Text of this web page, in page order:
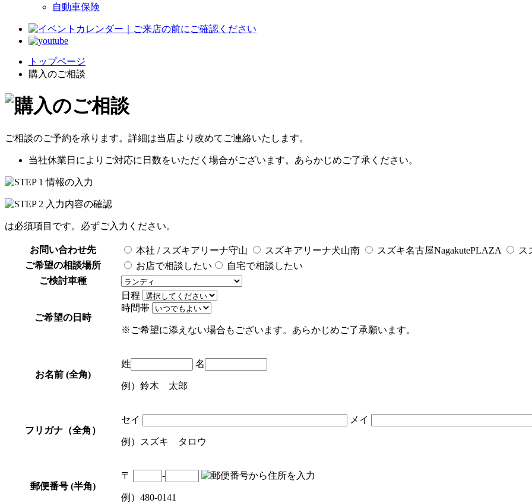
自動車保険
トップページ
購入のご相談
ご相談のご予約を承ります。詳細は当店より改めてご連絡いたします。
当社休業日によりご対応に日数をいただく場合がございます。あらかじめご了承ください。
は必須項目です。必ずご入力ください。
お問い合わせ先 本社 / スズキアリーナ守山 スズキアリーナ犬山南 スズキ名古屋NagakutePLAZA
ス
ご希望の相談場所
お店で相談したい
自宅で相談したい
ご検討車種
ご希望の日時
日程
時間帯
※ご希望に添えない場合もございます。あらかじめご了承願います。
お名前 (全角)
姓 名
例）鈴木 太郎
フリガナ（全角）
セイ メイ
例）スズキ タロウ
郵便番号 (半角)
〒 -
例）480-0141